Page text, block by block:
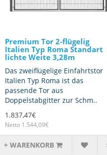
Premium Tor 2-flügelig
Italien Typ Roma Standart
lichte Weite 3,28m
Das zweiflügelige Einfahrtstor
Italien Typ Roma ist das
passende Tor aus
Doppelstabgitter zur Schm..
1.837,47€
Netto 1.544,09€
+ WARENKORB